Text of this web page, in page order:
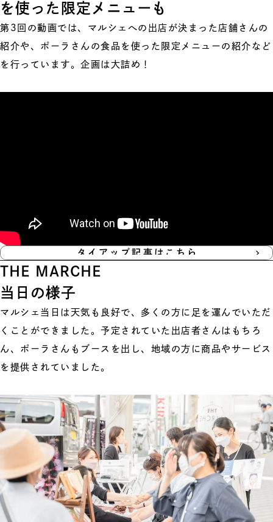
を使った限定メニューも
第3回の動画では、マルシェへの出店が決まった店舗さんの
紹介や、ポーラさんの食品を使った限定メニューの紹介など
を行っています。企画は大詰め！
タイアップ記事はこちら
THE MARCHE
当日の様子
マルシェ当日は天気も良好で、多くの方に足を運んでいただ
くことができました。予定されていた出店者さんはもちろ
ん、ポーラさんもブースを出し、地域の方に商品やサービス
を提供されていました。